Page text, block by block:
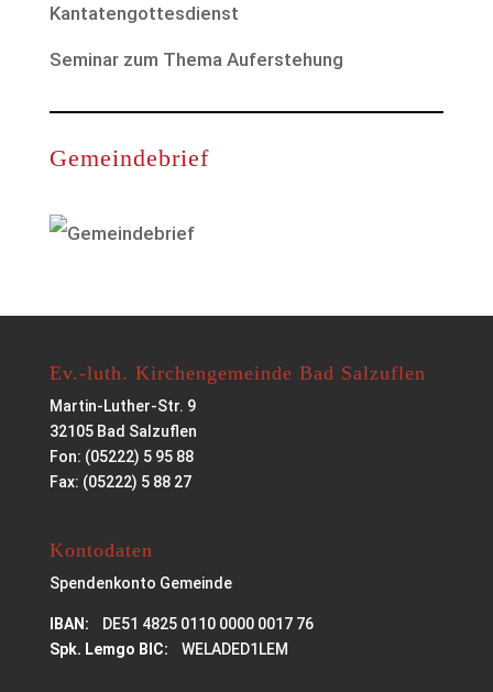
Kantatengottesdienst
Seminar zum Thema Auferstehung
Gemeindebrief
Ev.-luth. Kirchengemeinde Bad Salzuflen
Martin-Luther-Str. 9
32105 Bad Salzuflen
Fon: (05222) 5 95 88
Fax: (05222) 5 88 27
Kontodaten
Spendenkonto Gemeinde
IBAN: DE51 4825 0110 0000 0017 76
Spk. Lemgo BIC: WELADED1LEM